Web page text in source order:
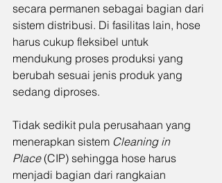
secara permanen sebagai bagian dari
sistem distribusi. Di fasilitas lain, hose
harus cukup fleksibel untuk
mendukung proses produksi yang
berubah sesuai jenis produk yang
sedang diproses.
Tidak sedikit pula perusahaan yang
menerapkan sistem Cleaning in
Place (CIP) sehingga hose harus
menjadi bagian dari rangkaian